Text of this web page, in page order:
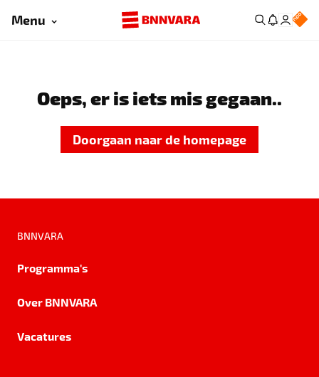
Menu
Oeps, er is iets mis gegaan..
Doorgaan naar de homepage
BNNVARA
Programma's
Over BNNVARA
Vacatures